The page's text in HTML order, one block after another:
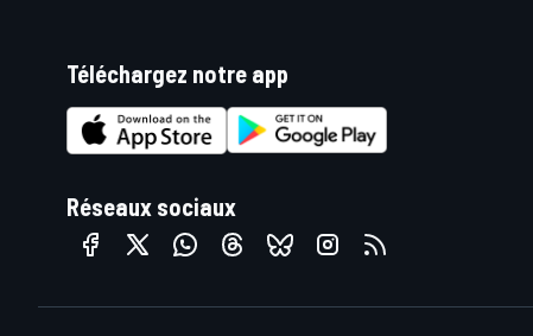
Téléchargez notre app
Réseaux sociaux